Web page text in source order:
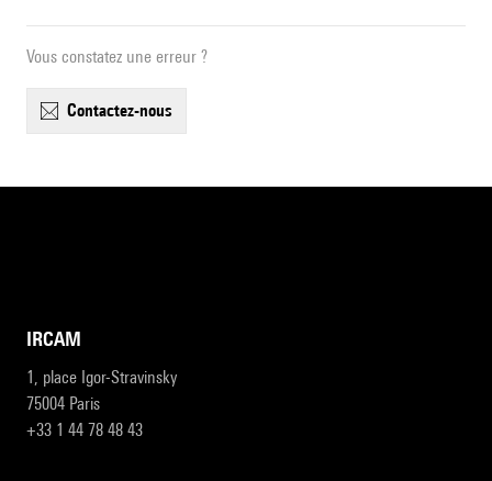
Vous constatez une erreur ?
contactez-nous
IRCAM
1, place Igor-Stravinsky
75004 Paris
+33 1 44 78 48 43